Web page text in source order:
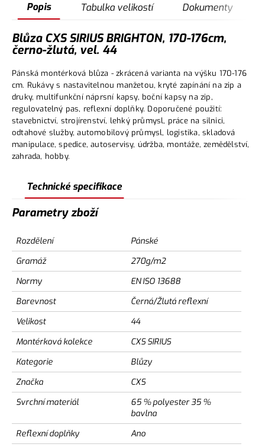
Popis Tabulka velikostí Dokumenty
Blůza CXS SIRIUS BRIGHTON, 170-176cm,
černo-žlutá, vel. 44
Pánská montérková blůza - zkrácená varianta na výšku 170-176
cm. Rukávy s nastavitelnou manžetou, kryté zapínání na zip a
druky, multifunkční náprsní kapsy, boční kapsy na zip,
regulovatelný pas, reflexní doplňky. Doporučené použití:
stavebnictví, strojírenství, lehký průmysl, práce na silnici,
odtahové služby, automobilový průmysl, logistika, skladová
manipulace, spedice, autoservisy, údržba, montáže, zemědělství,
zahrada, hobby.
Technické specifikace
Parametry zboží
Rozdělení
Pánské
Gramáž
270g/m2
Normy
EN ISO 13688
Barevnost
Černá/Žlutá reflexní
Velikost
44
Montérková kolekce
CXS SIRIUS
Kategorie
Blůzy
Značka
CXS
Svrchní materiál
65 % polyester 35 %
bavlna
Reflexní doplňky
Ano